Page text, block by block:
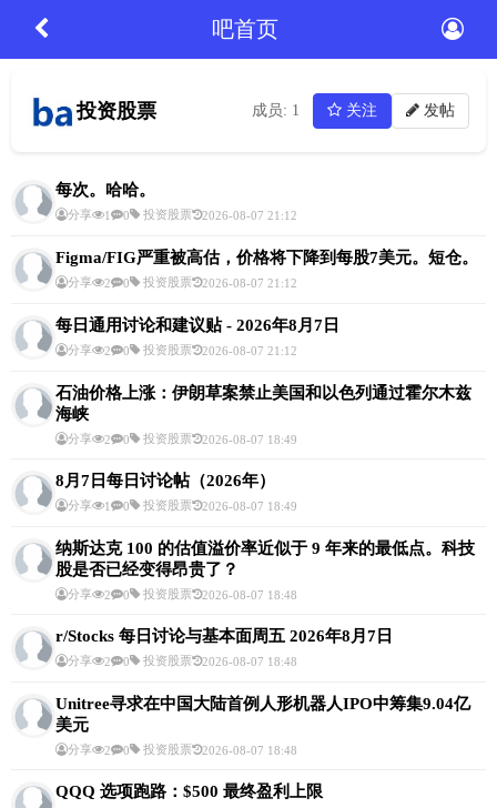
吧首页
投资股票 成员: 1 关注 发帖
每次。哈哈。
分享 1 0 投资股票 2026-08-07 21:12
Figma/FIG严重被高估，价格将下降到每股7美元。短仓。
分享 2 0 投资股票 2026-08-07 21:12
每日通用讨论和建议贴 - 2026年8月7日
分享 2 0 投资股票 2026-08-07 21:12
石油价格上涨：伊朗草案禁止美国和以色列通过霍尔木兹
海峡
分享 2 0 投资股票 2026-08-07 18:49
8月7日每日讨论帖（2026年）
分享 1 0 投资股票 2026-08-07 18:49
纳斯达克 100 的估值溢价率近似于 9 年来的最低点。科技
股是否已经变得昂贵了？
分享 2 0 投资股票 2026-08-07 18:48
r/Stocks 每日讨论与基本面周五 2026年8月7日
分享 2 0 投资股票 2026-08-07 18:48
Unitree寻求在中国大陆首例人形机器人IPO中筹集9.04亿
美元
分享 2 0 投资股票 2026-08-07 18:48
QQQ 选项跑路：$500 最终盈利上限